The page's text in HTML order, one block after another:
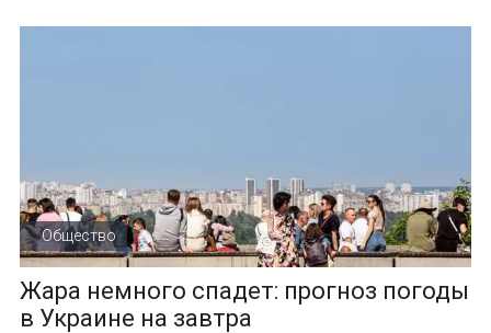
Общество
Жара немного спадет: прогноз погоды
в Украине на завтра